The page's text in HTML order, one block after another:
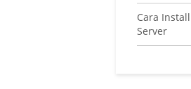
Cara
Server